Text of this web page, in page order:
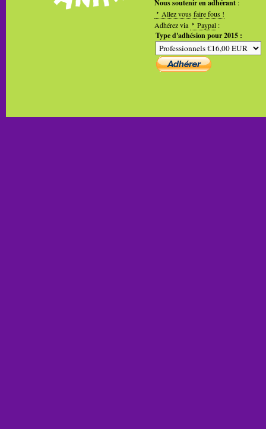
Nous soutenir en adhérant :
Allez vous faire fous !
Adhérez via
Paypal :
Type d'adhésion pour 2015 :